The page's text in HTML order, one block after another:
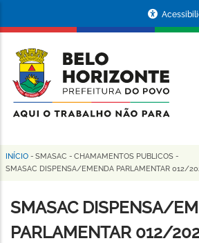
conteúdo
principal
da
Prefeitura
de
Horizonte
Trilha
navegação
INÍCIO - SMASAC - CHAMAMENTOS PUBLICOS -
SMASAC DISPENSA/EMENDA PARLAMENTAR 012/
SMASAC DISPENSA/
PARLAMENTAR 012/